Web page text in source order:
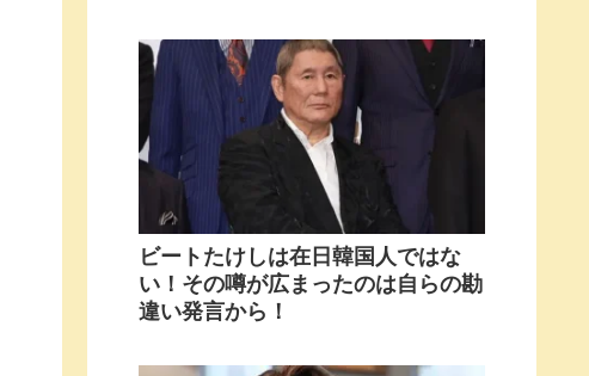
ビートたけしは在日韓国人ではな
い！その噂が広まったのは自らの勘
違い発言から！